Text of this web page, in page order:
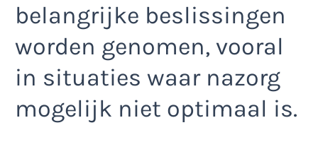
belangrijke beslissingen
worden genomen, vooral
in situaties waar nazorg
mogelijk niet optimaal is.